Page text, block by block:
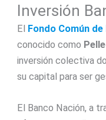
Inversión
El Fondo Común
conocido como
inversión colectiva
su capital para ser
El Banco Nación, a